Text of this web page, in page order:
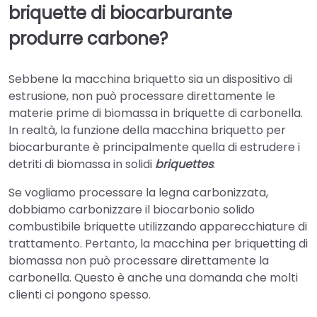
briquette di biocarburante
produrre carbone?
Sebbene la macchina briquetto sia un dispositivo di
estrusione, non può processare direttamente le
materie prime di biomassa in briquette di carbonella.
In realtà, la funzione della macchina briquetto per
biocarburante è principalmente quella di estrudere i
detriti di biomassa in solidi briquettes.
Se vogliamo processare la legna carbonizzata,
dobbiamo carbonizzare il biocarbonio solido
combustibile briquette utilizzando apparecchiature di
trattamento. Pertanto, la macchina per briquetting di
biomassa non può processare direttamente la
carbonella. Questo è anche una domanda che molti
clienti ci pongono spesso.